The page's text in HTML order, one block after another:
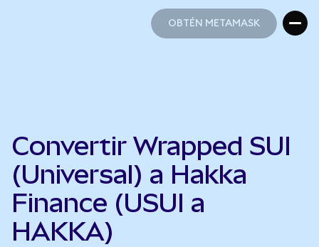
OBTÉN METAMASK
Convertir Wrapped SUI
(Universal) a Hakka
Finance (USUI a
HAKKA)